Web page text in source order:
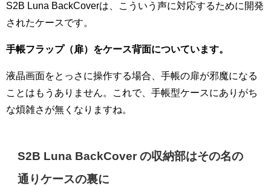
S2B Luna BackCoverは、こういう声に対応するために開発
されたケースです。
手帳フラップ（扉）をケース背面についています。
液晶画面をとっさに操作する場合、手帳の扉が邪魔になる
ことはもうありません。これで、手帳型ケースにありがち
な煩雑さが無くなりますね。
S2B Luna BackCover の収納部はその名の
通りケースの裏に